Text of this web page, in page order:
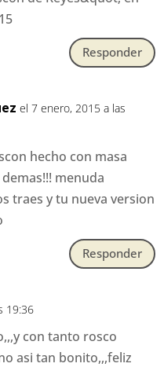
Responder
el 7 enero, 2015 a las
hecho con masa
menuda
traes y tu nueva version
Responder
19:36
con tanto rosco
asi tan bonito,,,feliz